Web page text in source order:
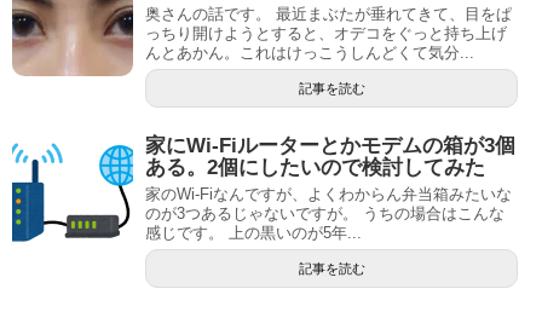
奥さんの話です。 最近まぶたが垂れてきて、目をぱ
っちり開けようとすると、オデコをぐっと持ち上げ
んとあかん。これはけっこうしんどくて気分...
記事を読む
家にWi-Fiルーターとかモデムの箱が3個
ある。2個にしたいので検討してみた
家のWi-Fiなんですが、よくわからん弁当箱みたいな
のが3つあるじゃないですが。 うちの場合はこんな
感じです。 上の黒いのが5年...
記事を読む